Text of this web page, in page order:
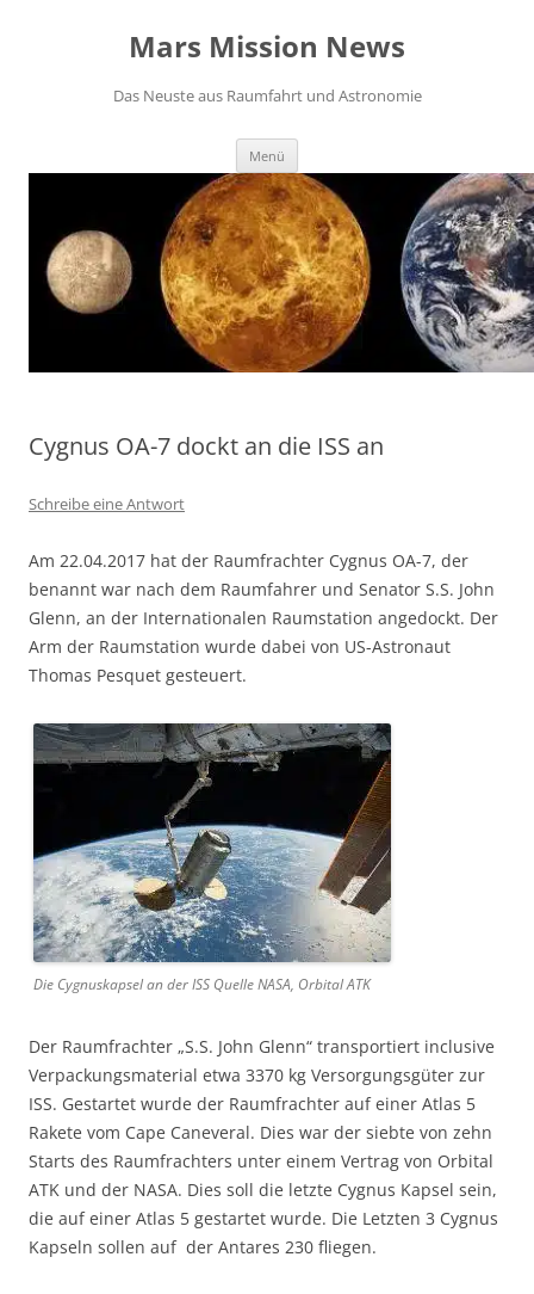
Mars Mission News
Das Neuste aus Raumfahrt und Astronomie
Menü
Cygnus OA-7 dockt an die ISS an
Schreibe eine Antwort
Am 22.04.2017 hat der Raumfrachter Cygnus OA-7, der
benannt war nach dem Raumfahrer und Senator S.S. John
Glenn, an der Internationalen Raumstation angedockt. Der
Arm der Raumstation wurde dabei von US-Astronaut
Thomas Pesquet gesteuert.
Die Cygnuskapsel an der ISS Quelle NASA, Orbital ATK
Der Raumfrachter „S.S. John Glenn“ transportiert inclusive
Verpackungsmaterial etwa 3370 kg Versorgungsgüter zur
ISS. Gestartet wurde der Raumfrachter auf einer Atlas 5
Rakete vom Cape Caneveral. Dies war der siebte von zehn
Starts des Raumfrachters unter einem Vertrag von Orbital
ATK und der NASA. Dies soll die letzte Cygnus Kapsel sein,
die auf einer Atlas 5 gestartet wurde. Die Letzten 3 Cygnus
Kapseln sollen auf der Antares 230 fliegen.